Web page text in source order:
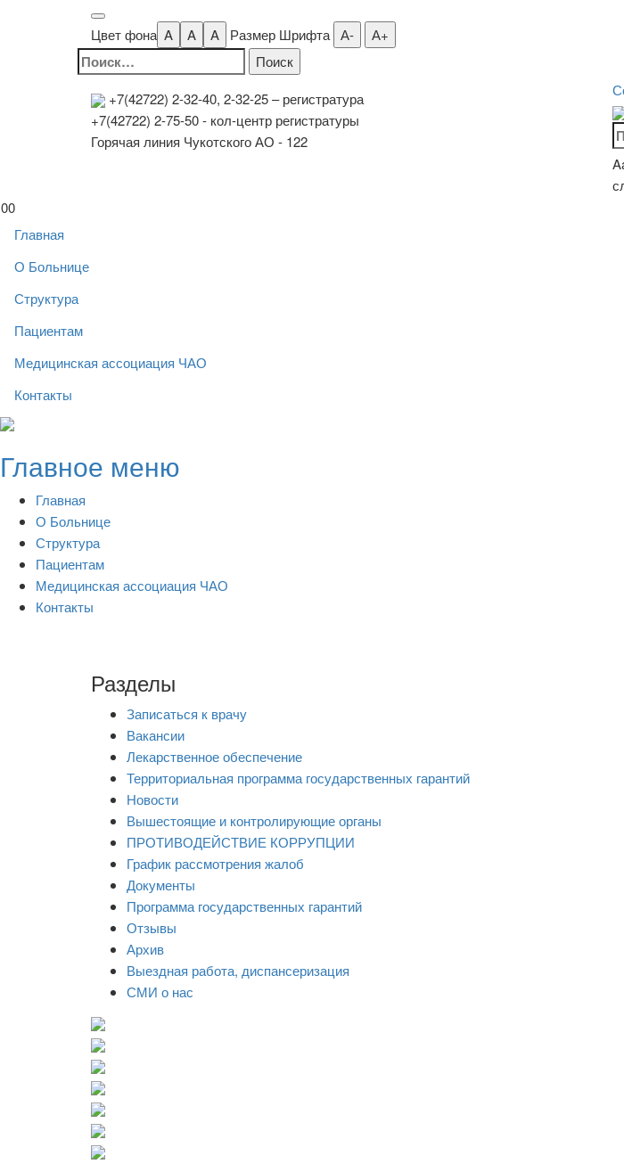
Цвет фона A A A Размер Шрифта А- А+
Найти:
+7(42722) 2-32-40, 2-32-25– регистратура
+7(42722) 2-75-50 - кол-центр регистратуры
Горячая линия Чукотского АО - 122
00
Главная
О Больнице
Структура
Пациентам
Медицинская ассоциация ЧАО
Контакты
Skip
content
Главное меню
Главная
О Больнице
Структура
Пациентам
Медицинская ассоциация ЧАО
Контакты
Разделы
Записаться к врачу
Вакансии
Лекарственное обеспечение
Территориальная программа государственных гарантий
Новости
Вышестоящие и контролирующие органы
ПРОТИВОДЕЙСТВИЕ КОРРУПЦИИ
График рассмотрения жалоб
Документы
Программа государственных гарантий
Отзывы
Архив
Выездная работа, диспансеризация
СМИ о нас